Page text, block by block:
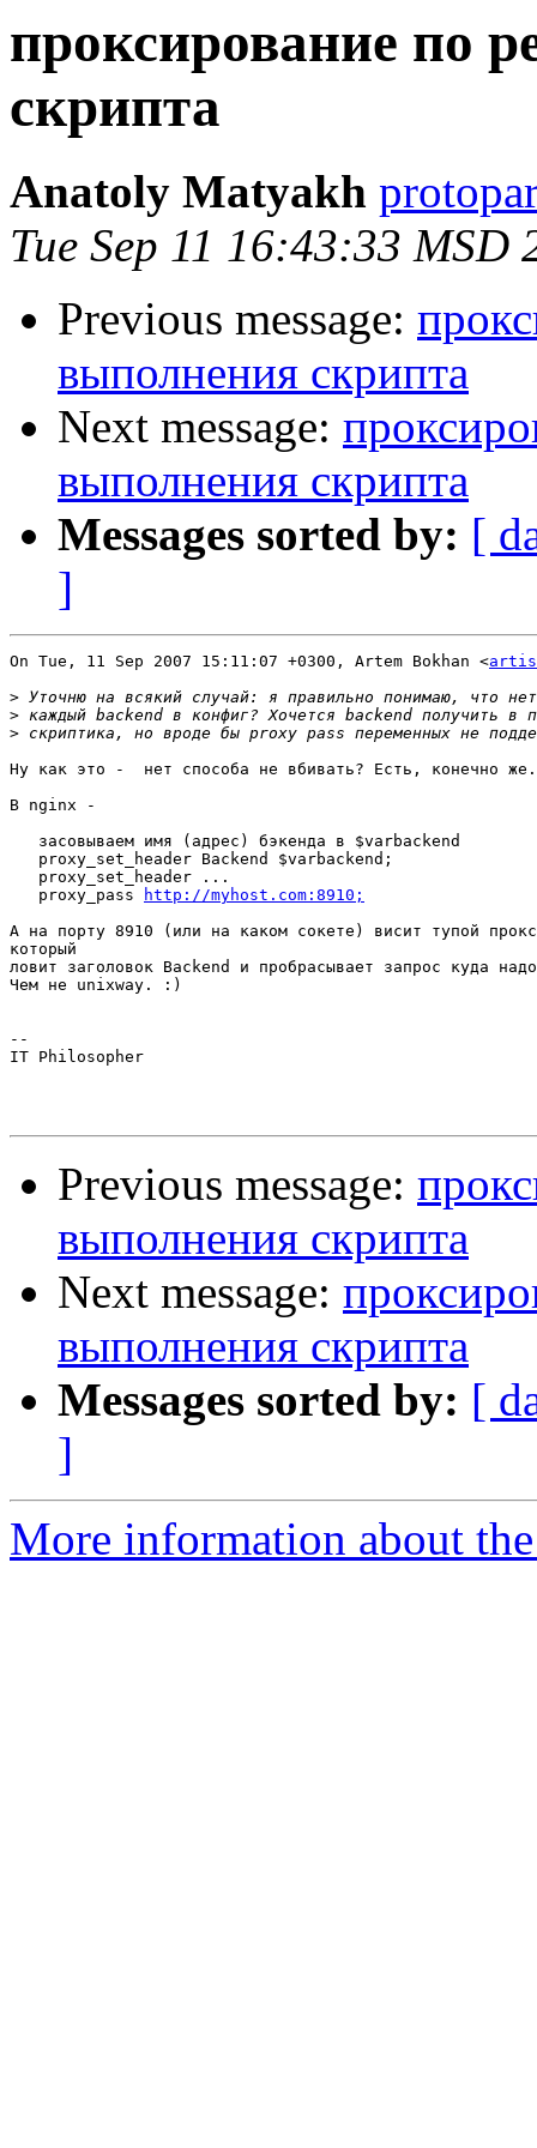
проксирование по
скрипта
Anatoly Matyakh
Tue Sep 11 16:43:33 MSD
Previous message:
выполнения скрипта
Next message:
выполнения скрипта
Messages sorted by: [
]
On Tue, 11 Sep 2007 15:11:07 +0300, Artem Bokhan <
>
>
>
Ну как это -  нет способа не вбивать? Есть, конечно
В nginx -
   засовываем имя (адрес) бэкенда в $varbackend
   proxy_set_header Backend $varbackend;
   proxy_set_header ...
   proxy_pass
http://myhost.com:8910;
А на порту 8910 (или на каком сокете) висит тупой
который
ловит заголовок Backend и пробрасывает запрос куда
Чем не unixway. :)
--
IT Philosopher
Previous message:
выполнения скрипта
Next message:
выполнения скрипта
Messages sorted by: [
]
More information about